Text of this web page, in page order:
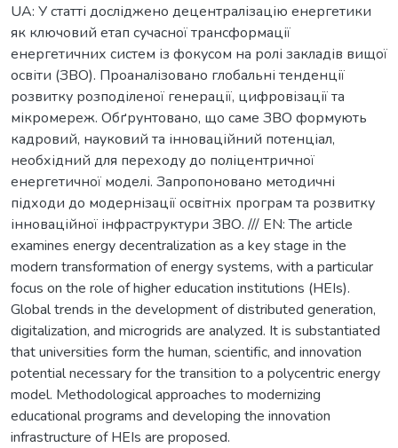
UA: У статті досліджено децентралізацію енергетики
як ключовий етап сучасної трансформації
енергетичних систем із фокусом на ролі закладів вищої
освіти (ЗВО). Проаналізовано глобальні тенденції
розвитку розподіленої генерації, цифровізації та
мікромереж. Обґрунтовано, що саме ЗВО формують
кадровий, науковий та інноваційний потенціал,
необхідний для переходу до поліцентричної
енергетичної моделі. Запропоновано методичні
підходи до модернізації освітніх програм та розвитку
інноваційної інфраструктури ЗВО. /// EN: The article
examines energy decentralization as a key stage in the
modern transformation of energy systems, with a particular
focus on the role of higher education institutions (HEIs).
Global trends in the development of distributed generation,
digitalization, and microgrids are analyzed. It is substantiated
that universities form the human, scientific, and innovation
potential necessary for the transition to a polycentric energy
model. Methodological approaches to modernizing
educational programs and developing the innovation
infrastructure of HEIs are proposed.